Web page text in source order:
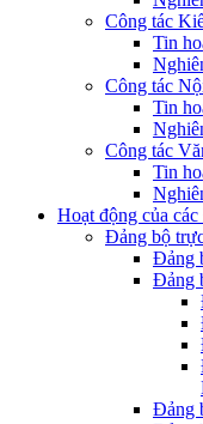
Công tác
Tin
Công tác
Tin
Công tác
Tin
Hoạt động của
Đảng bộ
Đảng
Đảng
Đảng